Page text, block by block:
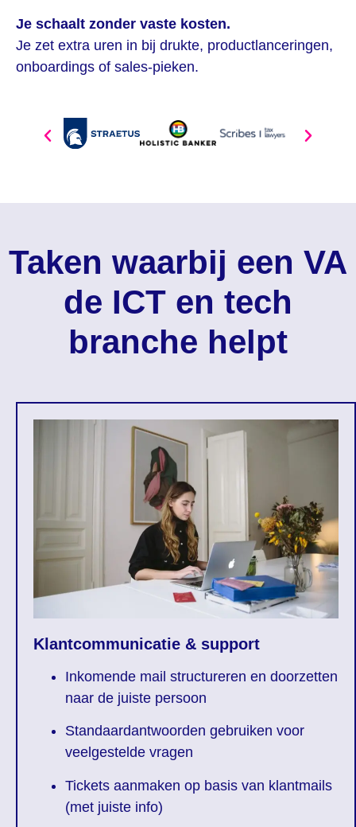
Je schaalt zonder vaste kosten.
Je zet extra uren in bij drukte, productlanceringen,
onboardings of sales-pieken.
Taken waarbij een VA
de ICT en tech
branche helpt
Klantcommunicatie & support
Inkomende mail structureren en doorzetten
naar de juiste persoon
Standaardantwoorden gebruiken voor
veelgestelde vragen
Tickets aanmaken op basis van klantmails
(met juiste info)